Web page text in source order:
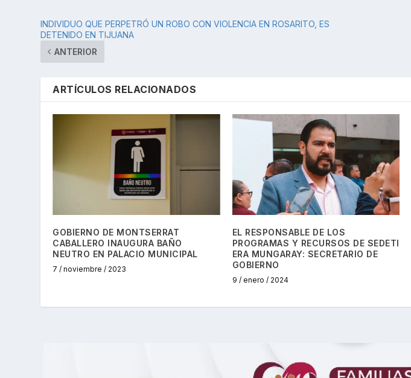
INDIVIDUO QUE PERPETRÓ UN ROBO CON VIOLENCIA EN ROSARITO, ES
DETENIDO EN TIJUANA
ANTERIOR
ARTÍCULOS RELACIONADOS
GOBIERNO DE MONTSERRAT
CABALLERO INAUGURA BAÑO
NEUTRO EN PALACIO MUNICIPAL
7 / noviembre / 2023
EL RESPONSABLE DE LOS
PROGRAMAS Y RECURSOS DE SEDETI
ERA MUNGARAY: SECRETARIO DE
GOBIERNO
9 / enero / 2024